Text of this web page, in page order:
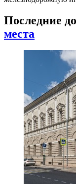
Последние
места